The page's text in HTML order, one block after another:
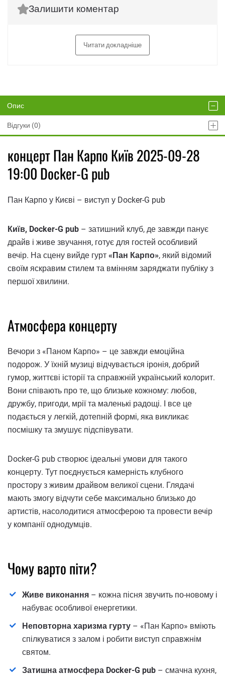
Залишити коментар
Читати докладніше
Опис
Відгуки (0)
концерт Пан Карпо Київ 2025-09-28
19:00 Docker-G pub
Пан Карпо у Києві – виступ у Docker-G pub
Київ, Docker-G pub – затишний клуб, де завжди панує
драйв і живе звучання, готує для гостей особливий
вечір. На сцену вийде гурт «Пан Карпо», який відомий
своїм яскравим стилем та вмінням заряджати публіку з
першої хвилини.
Атмосфера концерту
Вечори з «Паном Карпо» – це завжди емоційна
подорож. У їхній музиці відчувається іронія, добрий
гумор, життєві історії та справжній український колорит.
Вони співають про те, що близьке кожному: любов,
дружбу, пригоди, мрії та маленькі радощі. І все це
подається у легкій, дотепній формі, яка викликає
посмішку та змушує підспівувати.
Docker-G pub створює ідеальні умови для такого
концерту. Тут поєднується камерність клубного
простору з живим драйвом великої сцени. Глядачі
мають змогу відчути себе максимально близько до
артистів, насолодитися атмосферою та провести вечір
у компанії однодумців.
Чому варто піти?
Живе виконання – кожна пісня звучить по-новому і
набуває особливої енергетики.
Неповторна харизма гурту – «Пан Карпо» вміють
спілкуватися з залом і робити виступ справжнім
святом.
Затишна атмосфера Docker-G pub – смачна кухня,